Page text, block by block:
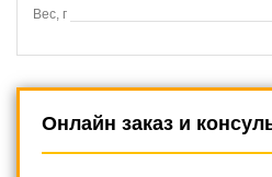
Вес, г
Онлайн заказ и